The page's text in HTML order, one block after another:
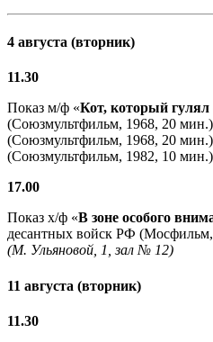
4 августа (вторник)
11.30
Показ м/ф «Кот, который гулял
(Союзмультфильм, 1968, 20
(Союзмультфильм, 1968, 20
(Союзмультфильм, 1982, 10
17.00
Показ х/ф «В зоне особого
десантных войск РФ
(М. Ульяновой, 1, зал № 12)
11 августа (вторник)
11.30